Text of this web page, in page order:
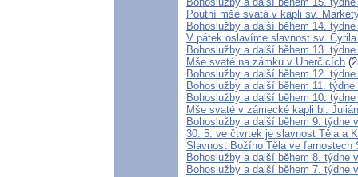
Poutní mše svatá v kapli sv.
Bohoslužby a další během 14.
V pátek oslavíme slavnost sv.
Bohoslužby a další během 13.
Mše svaté na zámku v Uherčicích
Bohoslužby a další během 12.
Bohoslužby a další během 11.
Bohoslužby a další během 10.
Mše svaté v zámecké kapli bl.
Bohoslužby a další během 9. týdne
30. 5. ve čtvrtek je slavnost Těla a
Slavnost Božího Těla ve farnostech
Bohoslužby a další během 8. týdne
Bohoslužby a další během 7. týdne